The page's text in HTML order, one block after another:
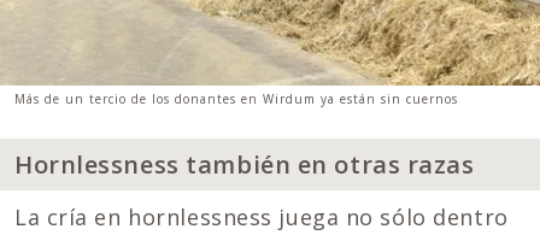
Más de un tercio de los donantes en Wirdum ya están sin cuernos
Hornlessness también en otras razas
La cría en hornlessness juega no sólo dentro